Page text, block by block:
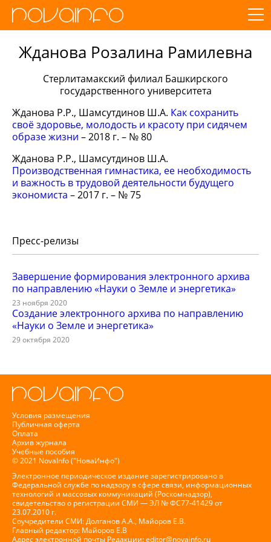
Жданова Розалина Рамилевна
Стерлитамакский филиал Башкирского
государственного университета
Жданова Р.Р., Шамсутдинов Ш.А. Как сохранить
своё здоровье, молодость и красоту при сидячем
образе жизни – 2018 г. – № 80
Жданова Р.Р., Шамсутдинов Ш.А.
Производственная гимнастика, ее необходимость
и важность в трудовой деятельности будущего
экономиста – 2017 г. – № 75
Пресс-релизы
Завершение формирования электронного архива
по направлению «Науки о Земле и энергетика»
23 ноября 2020
Создание электронного архива по направлению
«Науки о Земле и энергетика»
29 октября 2020
Условия размещения
Публичная оферта
Оплата
Архив журнала
Учебные пособия
© 2021 NovaInfo ("НоваИнфо")
Электронное периодическое издание зарегистрировано в
Федеральной службе по надзору в сфере связи, информационных
технологий и массовых коммуникаций (Роскомнадзор),
свидетельство о регистрации СМИ — ЭЛ № ФС77-41429 от
23.07.2010 г.
Соучредители СМИ: Долганов А.А., Майоров Е.В.
Главный редактор: Майоров Е.В
Адрес электронной почты Редакции:editor@novainfo.ru